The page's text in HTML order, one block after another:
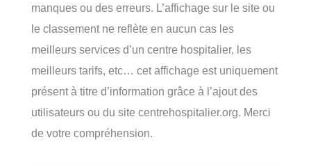
manques ou des erreurs. L’affichage sur le site ou
le classement ne reflète en aucun cas les
meilleurs services d’un centre hospitalier, les
meilleurs tarifs, etc… cet affichage est uniquement
présent à titre d’information grâce à l’ajout des
utilisateurs ou du site centrehospitalier.org. Merci
de votre compréhension.